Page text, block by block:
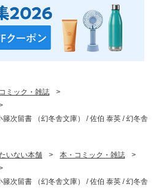
ミック・雑誌
>
籐次留書 （幻冬舎文庫） / 佐伯 泰英 / 幻冬舎
いない本舗 > 本・コミック・雑誌
>
籐次留書 （幻冬舎文庫） / 佐伯 泰英 / 幻冬舎